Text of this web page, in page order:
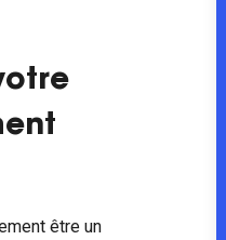
être un